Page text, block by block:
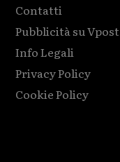
Contatti
Pubblicità su Vpost
Info Legali
Privacy Policy
Cookie Policy